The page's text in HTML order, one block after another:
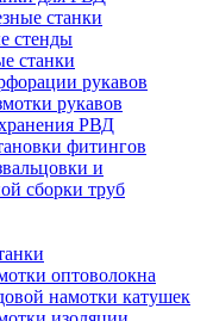
станки
стенды
станки
рукавов
рукавов
РВД
фитингов
и
сборки труб
оптоволокна
намотки катушек